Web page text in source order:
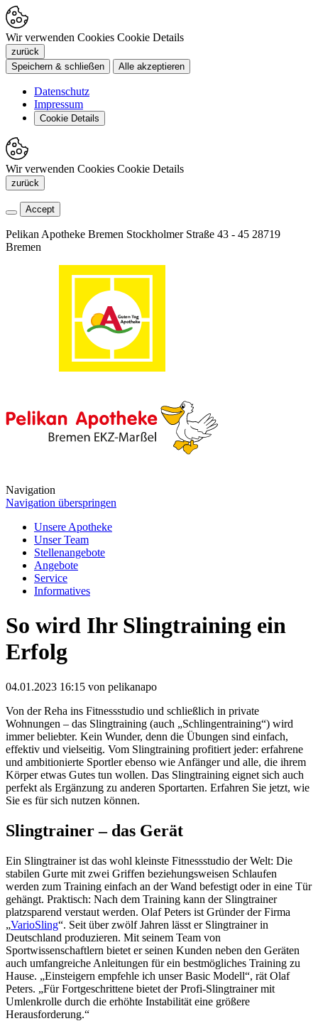
Wir verwenden Cookies Cookie Details
zurück
Speichern & schließen
Alle akzeptieren
Datenschutz
Impressum
Cookie Details
Wir verwenden Cookies Cookie Details
zurück
Accept
Pelikan Apotheke Bremen Stockholmer Straße 43 - 45 28719
Bremen
Navigation
Navigation überspringen
Unsere Apotheke
Unser Team
Stellenangebote
Angebote
Service
Informatives
So wird Ihr Slingtraining ein
Erfolg
04.01.2023 16:15 von pelikanapo
Von der Reha ins Fitnessstudio und schließlich in private
Wohnungen – das Slingtraining (auch „Schlingentraining“) wird
immer beliebter. Kein Wunder, denn die Übungen sind einfach,
effektiv und vielseitig. Vom Slingtraining profitiert jeder: erfahrene
und ambitionierte Sportler ebenso wie Anfänger und alle, die ihrem
Körper etwas Gutes tun wollen. Das Slingtraining eignet sich auch
perfekt als Ergänzung zu anderen Sportarten. Erfahren Sie jetzt, wie
Sie es für sich nutzen können.
Slingtrainer – das Gerät
Ein Slingtrainer ist das wohl kleinste Fitnessstudio der Welt: Die
stabilen Gurte mit zwei Griffen beziehungsweisen Schlaufen
werden zum Training einfach an der Wand befestigt oder in eine Tür
gehängt. Praktisch: Nach dem Training kann der Slingtrainer
platzsparend verstaut werden. Olaf Peters ist Gründer der Firma
„VarioSling“. Seit über zwölf Jahren lässt er Slingtrainer in
Deutschland produzieren. Mit seinem Team von
Sportwissenschaftlern bietet er seinen Kunden neben den Geräten
auch umfangreiche Anleitungen für ein bestmögliches Training zu
Hause. „Einsteigern empfehle ich unser Basic Modell“, rät Olaf
Peters. „Für Fortgeschrittene bietet der Profi-Slingtrainer mit
Umlenkrolle durch die erhöhte Instabilität eine größere
Herausforderung.“